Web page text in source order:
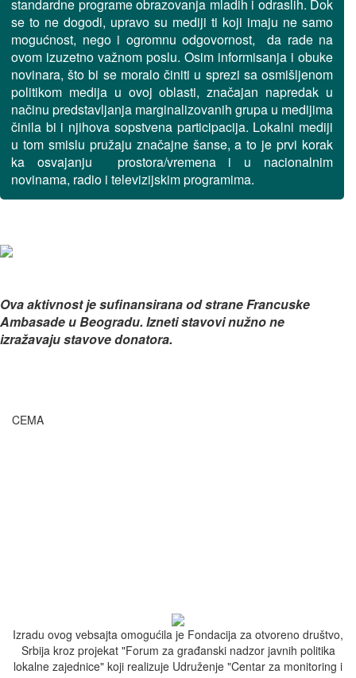
standardne programe obrazovanja mladih i odraslih. Dok
se to ne dogodi, upravo su mediji ti koji imaju ne samo
mogućnost, nego i ogromnu odgovornost, da rade na
ovom izuzetno važnom poslu. Osim informisanja i obuke
novinara, što bi se moralo činiti u sprezi sa osmišljenom
politikom medija u ovoj oblasti, značajan napredak u
načinu predstavljanja marginalizovanih grupa u medijima
činila bi i njihova sopstvena participacija. Lokalni mediji
u tom smislu pružaju značajne šanse, a to je prvi korak
ka osvajanju prostora/vremena i u nacionalnim
novinama, radio i televizijskim programima.
Ova aktivnost je sufinansirana od strane Francuske
Ambasade u Beogradu. Izneti stavovi nužno ne
izražavaju stavove donatora.
CEMA
Izradu ovog vebsajta omogućila je Fondacija za otvoreno društvo,
Srbija kroz projekat "Forum za građanski nadzor javnih politika
lokalne zajednice" koji realizuje Udruženje "Centar za monitoring i